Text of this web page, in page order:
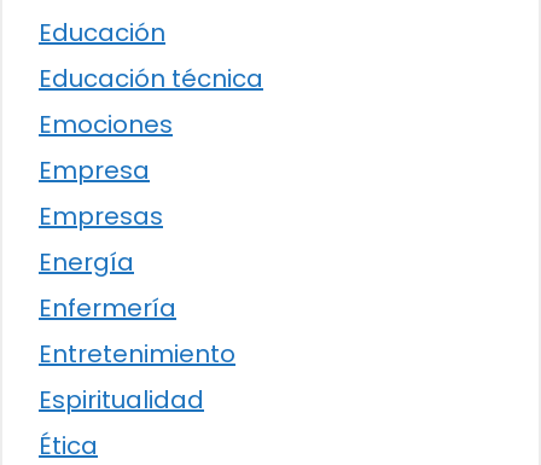
Educación
Educación técnica
Emociones
Empresa
Empresas
Energía
Enfermería
Entretenimiento
Espiritualidad
Ética